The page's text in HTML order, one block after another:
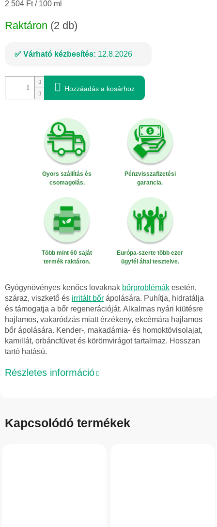
Egységár:
2 504 Ft / 100 ml
Raktáron (2 db)
Várható kézbesítés: 12.8.2026
Hozzáadás a kosárhoz
Gyors szállítás és
csomagolás.
Pénzvisszafizetési
garancia.
Több mint 60 saját
termék raktáron.
Európa-szerte több ezer
ügyfél által tesztelve.
Gyógynövényes kenőcs lovaknak bőrproblémák esetén,
száraz, viszkető és irritált bőr ápolására. Puhítja, hidratálja
és támogatja a bőr regenerációját. Alkalmas nyári kiütésre
hajlamos, vakaródzás miatt érzékeny, ekcémára hajlamos
bőr ápolására. Kender-, makadámia- és homoktövisolajat,
kamillát, orbáncfüvet és körömvirágot tartalmaz. Hosszan
tartó hatású.
Részletes információ
Kapcsolódó termékek